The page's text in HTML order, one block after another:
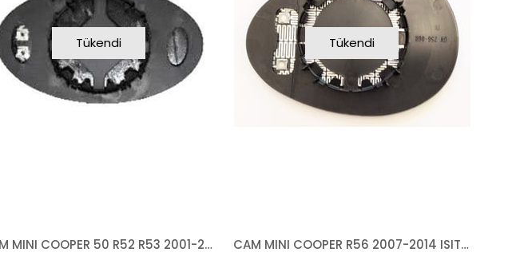
Tükendi
CAM MINI COOPER 50 R52 R53 2001-2006 ISITMALI SAĞ
Tükendi
CAM MINI COOPER R56 2007-2014 ISITMALI SAĞ